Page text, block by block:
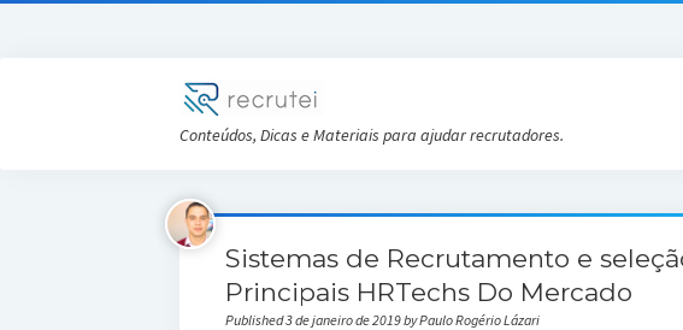
Conteúdos, Dicas e Materiais para ajudar recrutadores.
Sistemas de Recrutamento e
Principais HRTechs Do Mercado
Published 3 de janeiro de 2019 by Paulo Rogério Lázari